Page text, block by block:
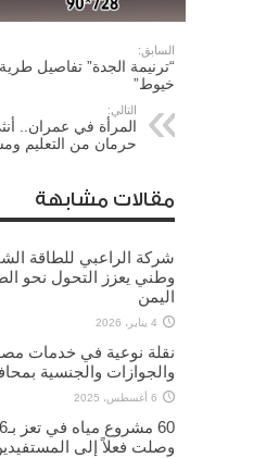
السابق:
“ترنيمة الجدة” تفاصيل
خيوط”
التالي:
المرأة في عمران..
حرمان من التعليم
مقالات مشابهة
شركة الراعبي للطاقة
وطني يعزز التحول نحو
اليمن
4 يناير، 2026
نقلة نوعية في خدمات
والجوازات والجنسية
6 أغسطس، 2025
وصلت فعلاً إلى